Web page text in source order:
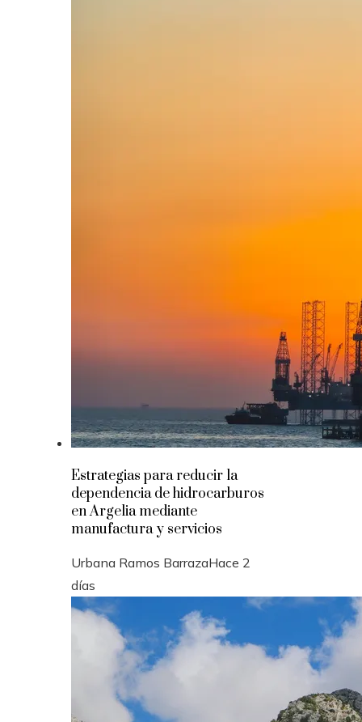
Estrategias para reducir la
dependencia de hidrocarburos
en Argelia mediante
manufactura y servicios
Urbana Ramos BarrazaHace 2
días